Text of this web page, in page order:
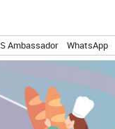
Ambassador WhatsApp